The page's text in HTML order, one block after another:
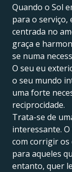
Quando o Sol
para o serviço,
centrada no
graça e
se numa
O seu eu
o seu mundo
uma forte
reciprocidade.
Trata-se de
interessante. O
com corrigir os
para aqueles
entanto, quer